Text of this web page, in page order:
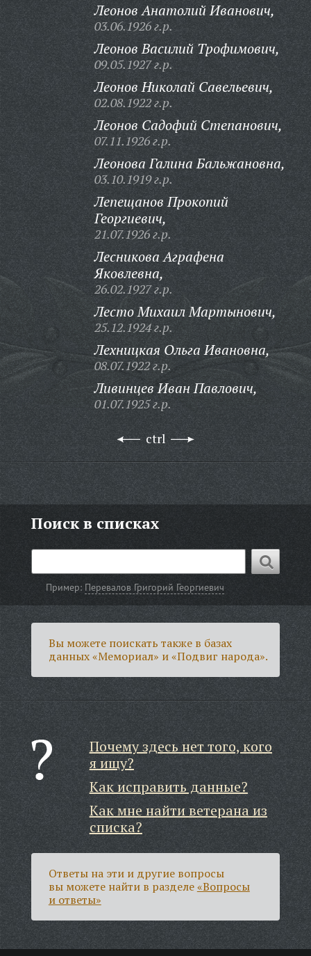
Леонов Анатолий Иванович,
03.06.1926 г.р.
Леонов Василий Трофимович,
09.05.1927 г.р.
Леонов Николай Савельевич,
02.08.1922 г.р.
Леонов Садофий Степанович,
07.11.1926 г.р.
Леонова Галина Бальжановна,
03.10.1919 г.р.
Лепещанов Прокопий
Георгиевич,
21.07.1926 г.р.
Лесникова Аграфена
Яковлевна,
26.02.1927 г.р.
Лесто Михаил Мартынович,
25.12.1924 г.р.
Лехницкая Ольга Ивановна,
08.07.1922 г.р.
Ливинцев Иван Павлович,
01.07.1925 г.р.
ctrl
Поиск в списках
Пример: Перевалов Григорий Георгиевич
Вы можете поискать также в базах
данных «Мемориал» и «Подвиг народа».
Почему здесь нет того, кого
я ищу?
Как исправить данные?
Как мне найти ветерана из
списка?
Ответы на эти и другие вопросы
вы можете найти в разделе«Вопросы
и ответы»